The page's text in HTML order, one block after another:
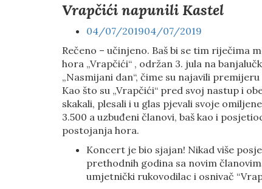
Vrapčići napunili Kastel
04/07/201904/07/2019
Rečeno – učinjeno. Baš bi se tim
hora „Vrapčići“ , održan 3. jula na
„Nasmijani dan“, čime su najavili
Kao što su „Vrapčići“ pred svoj nastup i
skakali, plesali i u glas pjevali svoje
3.500 a uzbuđeni članovi, baš kao i
postojanja hora.
Koncert je bio sjajan! Nikad više
prethodnih godina sa novim
umjetnički rukovodilac i osnivač